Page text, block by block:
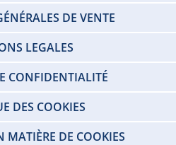
DE VENTE
LEGALES
CONFIDENTIALITÉ
DES COOKIES
MATIÈRE DE COOKIES